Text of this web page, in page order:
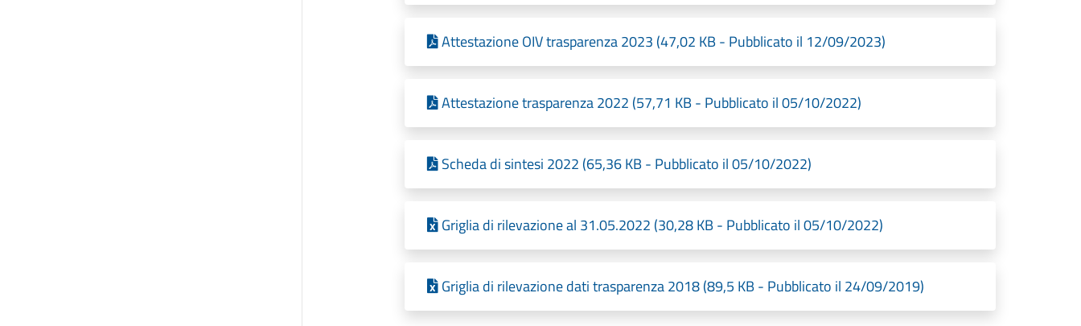
Attestazione OIV trasparenza 2023 (47,02 KB - Pubblicato il 12/09/2023)
Attestazione trasparenza 2022 (57,71 KB - Pubblicato il 05/10/2022)
Scheda di sintesi 2022 (65,36 KB - Pubblicato il 05/10/2022)
Griglia di rilevazione al 31.05.2022 (30,28 KB - Pubblicato il 05/10/2022)
Griglia di rilevazione dati trasparenza 2018 (89,5 KB - Pubblicato il 24/09/2019)